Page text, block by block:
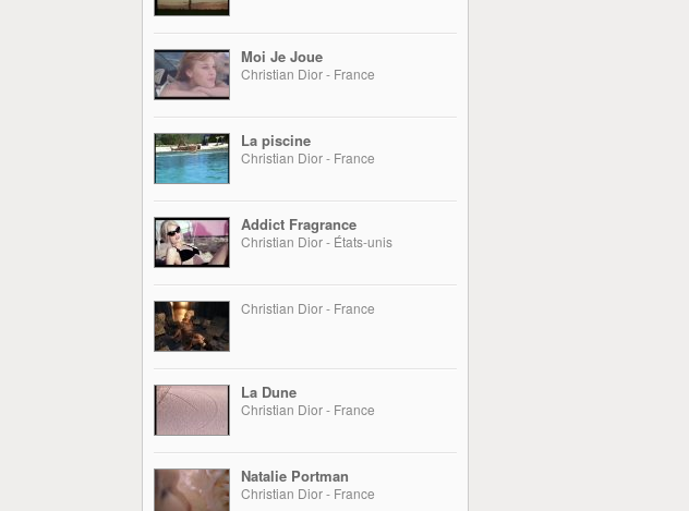
Moi Je Joue
Christian Dior - France
La piscine
Christian Dior - France
Addict Fragrance
Christian Dior - États-unis
Christian Dior - France
La Dune
Christian Dior - France
Natalie Portman
Christian Dior - France